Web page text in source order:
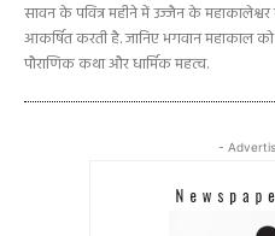
सावन के पवित्र महीने में उज्जैन के
आकर्षित करती है. जानिए भगवान महाकाल
पौराणिक कथा और धार्मिक महत्व.
-